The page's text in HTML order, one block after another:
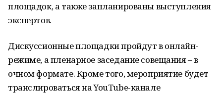
площадок, а также запланированы выступления
экспертов.
Дискуссионные площадки пройдут в онлайн-
режиме, а пленарное заседание совещания – в
очном формате. Кроме того, мероприятие будет
транслироваться на YouTube-канале